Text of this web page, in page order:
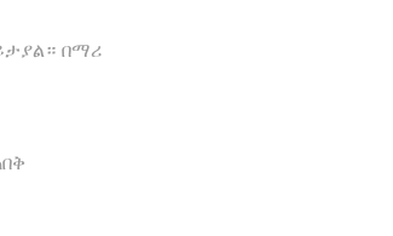
በማሪ